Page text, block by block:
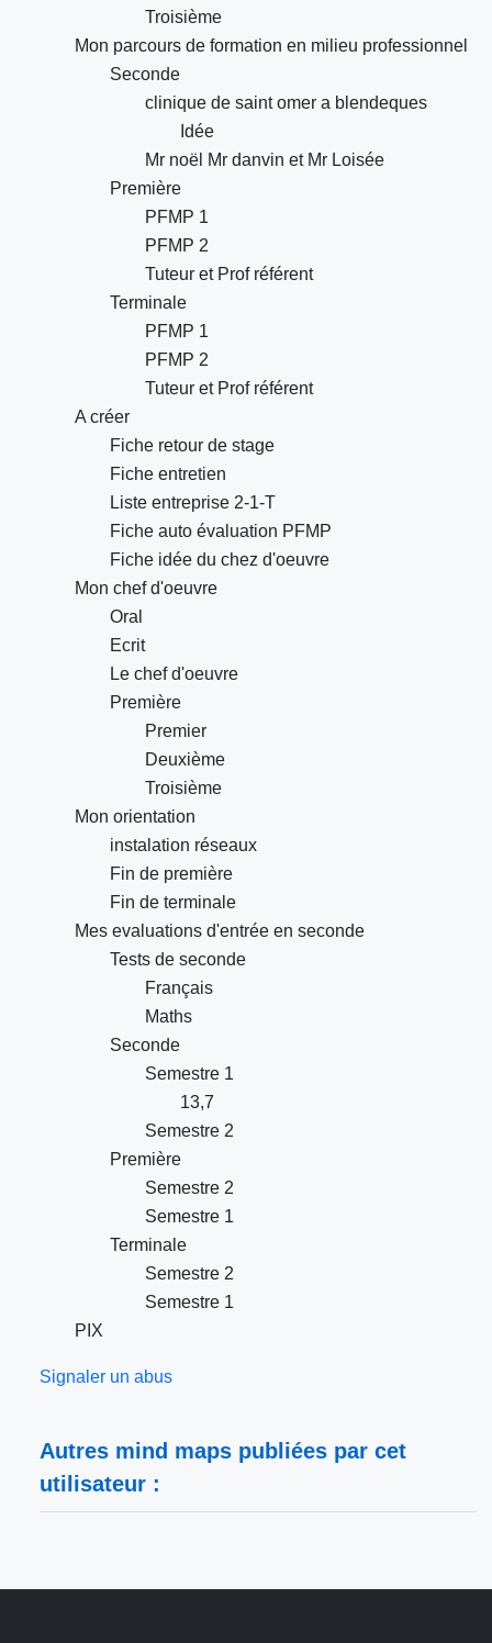
Troisième
Mon parcours de formation en milieu professionnel
Seconde
clinique de saint omer a blendeques
Idée
Mr noël Mr danvin et Mr Loisée
Première
PFMP 1
PFMP 2
Tuteur et Prof référent
Terminale
PFMP 1
PFMP 2
Tuteur et Prof référent
A créer
Fiche retour de stage
Fiche entretien
Liste entreprise 2-1-T
Fiche auto évaluation PFMP
Fiche idée du chez d'oeuvre
Mon chef d'oeuvre
Oral
Ecrit
Le chef d'oeuvre
Première
Premier
Deuxième
Troisième
Mon orientation
instalation réseaux
Fin de première
Fin de terminale
Mes evaluations d'entrée en seconde
Tests de seconde
Français
Maths
Seconde
Semestre 1
13,7
Semestre 2
Première
Semestre 2
Semestre 1
Terminale
Semestre 2
Semestre 1
PIX
Signaler un abus
Autres mind maps publiées par cet
utilisateur :